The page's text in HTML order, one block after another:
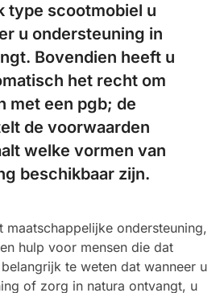
type scootmobiel u
u ondersteuning in
Bovendien heeft u
het recht om
met een pgb; de
de voorwaarden
welke vormen van
beschikbaar zijn.
maatschappelijke ondersteuning,
hulp voor mensen die dat
te weten dat wanneer u
of zorg in natura ontvangt, u